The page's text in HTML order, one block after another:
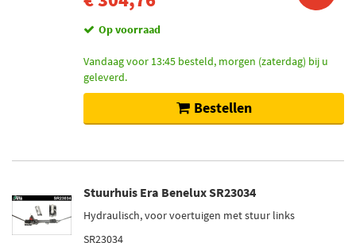
Op voorraad
Vandaag voor 13:45 besteld, morgen (zaterdag) bij u
geleverd.
Bestellen
Stuurhuis Era Benelux SR23034
Hydraulisch, voor voertuigen met stuur links
SR23034